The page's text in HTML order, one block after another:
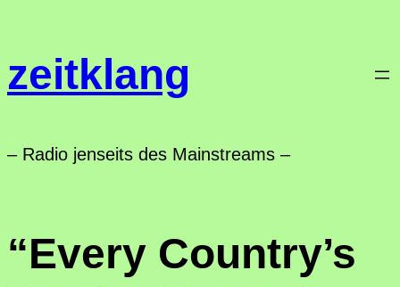
springen
zeitklang
– Radio jenseits des Mainstreams –
“Every Country’s